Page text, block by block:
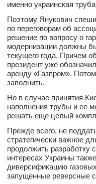
именно украинская
Поэтому Янукович
по переговорам об
решение по вопросу о
модернизации должны
текущего года. Причем
президент уже
аренду «Газпром».
заполнить.
Но в случае принятия
наполнения трубы и ее
решать еще целый
Прежде всего, не
стратегически важное
продолжить разработку
интересах Украины
диверсификацию
запущенные реверсные